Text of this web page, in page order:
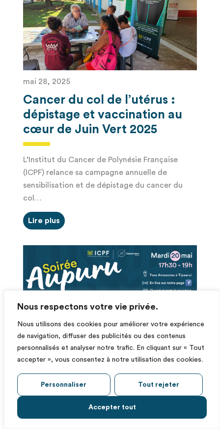
Nous respectons votre vie privée.
Nous utilisons des cookies pour améliorer votre expérience
de navigation, diffuser des publicités ou des contenus
personnalisés et analyser notre trafic. En cliquant sur « Tout
accepter », vous consentez à notre utilisation des cookies.
Personnaliser Tout rejeter
Accepter tout
Cancer du col de l’utérus :
dépistage et vaccination au
cœur de Juin Vert 2025
mai 28, 2025
L’Institut du Cancer de Polynésie Française
(ICPF) relance sa campagne annuelle de
sensibilisation et de dépistage du cancer du
col…
Lire plus
Soirée Aupuru : Maladie et
traitement : En apprendre
plus le cancer du sein